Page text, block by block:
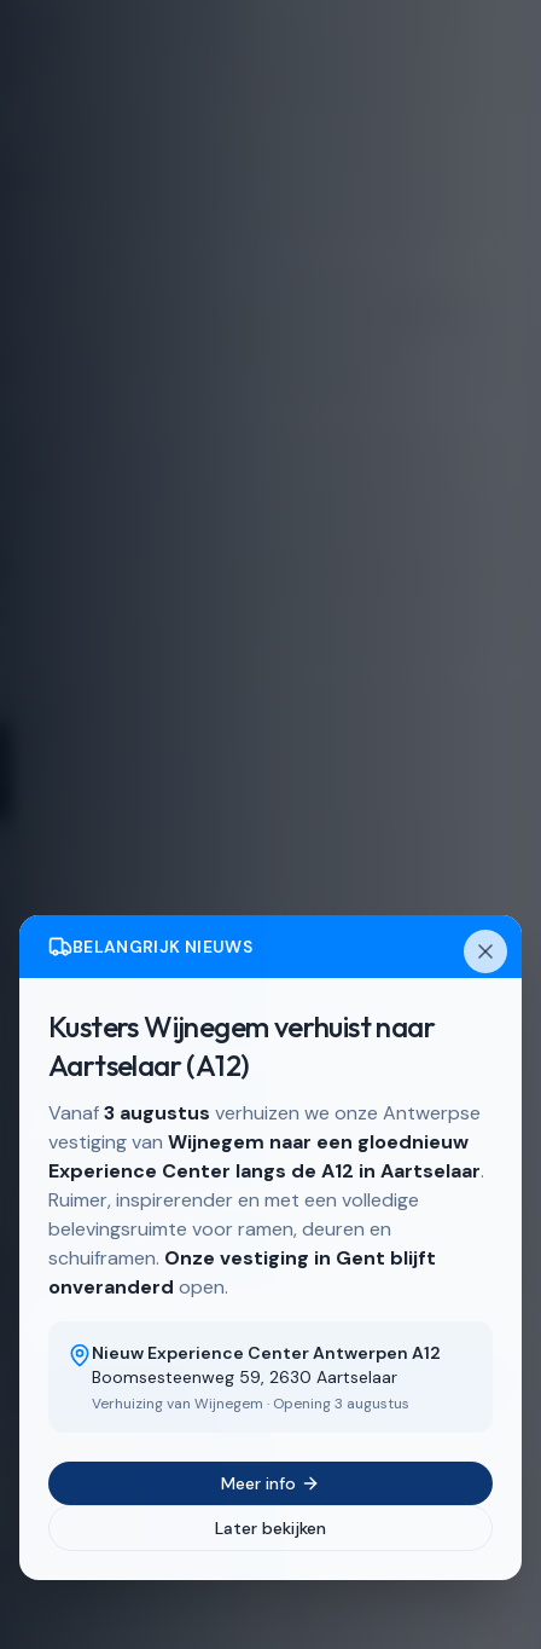
BELANGRIJK NIEUWS
Kusters Wijnegem verhuist naar
Aartselaar (A12)
Vanaf3 augustus verhuizen we onze Antwerpse
vestiging van Wijnegem naar een gloednieuw
Experience Center langs de A12 in Aartselaar.
Ruimer, inspirerender en met een volledige
belevingsruimte voor ramen, deuren en
schuiframen. Onze vestiging in Gent blijft
onveranderd open.
Nieuw Experience Center Antwerpen A12
Boomsesteenweg 59, 2630 Aartselaar
Verhuizing van Wijnegem · Opening 3 augustus
Meer info
Later bekijken
Actief in Schoten en omgeving
Schuiframen in Schoten
Schuiframen, op maat gemaakt in onze eigen
Belgische fabriek.
Bekijk realisaties